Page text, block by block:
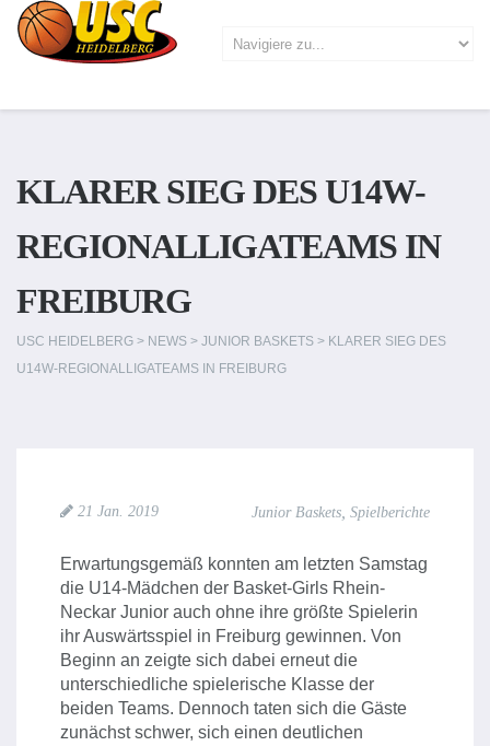
KLARER SIEG DES U14W-
REGIONALLIGATEAMS IN
FREIBURG
USC HEIDELBERG > NEWS > JUNIOR BASKETS > KLARER SIEG DES
U14W-REGIONALLIGATEAMS IN FREIBURG
21 Jan. 2019 Junior Baskets Spielberichte
Erwartungsgemäß konnten am letzten Samstag
die U14-Mädchen der Basket-Girls Rhein-
Neckar Junior auch ohne ihre größte Spielerin
ihr Auswärtsspiel in Freiburg gewinnen. Von
Beginn an zeigte sich dabei erneut die
unterschiedliche spielerische Klasse der
beiden Teams. Dennoch taten sich die Gäste
zunächst schwer, sich einen deutlichen